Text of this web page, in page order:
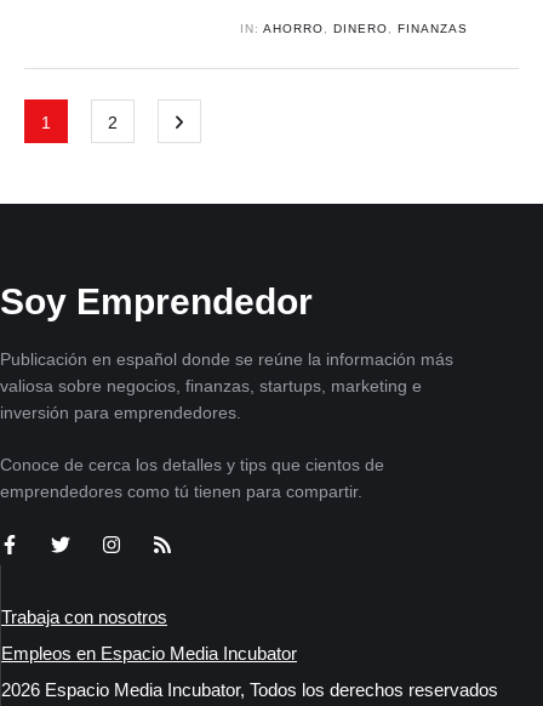
IN:AHORRO ,DINERO ,FINANZAS
1 2
Soy Emprendedor
Publicación en español donde se reúne la información más
valiosa sobre negocios, finanzas, startups, marketing e
inversión para emprendedores.
Conoce de cerca los detalles y tips que cientos de
emprendedores como tú tienen para compartir.
Trabaja con nosotros
Empleos en Espacio Media Incubator
2026 Espacio Media Incubator, Todos los derechos reservados